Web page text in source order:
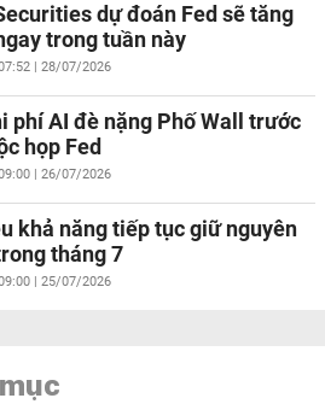
dự đoán Fed sẽ tăng
trong tuần này
| 28/07/2026
phí AI đè nặng Phố Wall trước
họp Fed
| 26/07/2026
khả năng tiếp tục giữ nguyên
tháng 7
| 25/07/2026